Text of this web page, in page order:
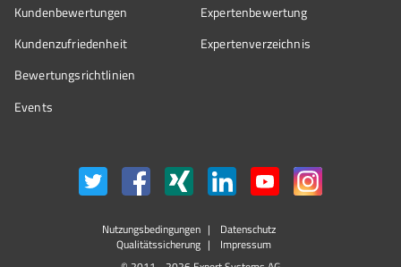
Kundenbewertungen
Kundenzufriedenheit
Bewertungs­richtlinien
Events
Expertenbewertung
Expertenverzeichnis
Nutzungsbedingungen
Datenschutz
Qualitätssicherung
Impressum